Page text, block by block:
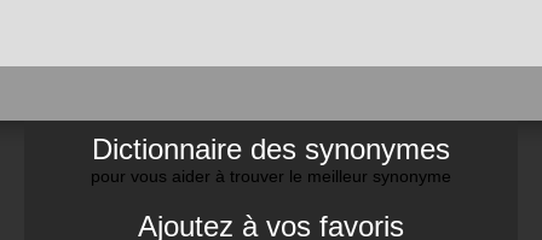
Dictionnaire des synonymes
pour vous aider à trouver le meilleur synonyme
Ajoutez à vos favoris